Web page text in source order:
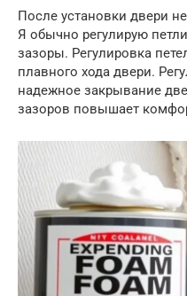
После установки двери
Я обычно регулирую
зазоры. Регулировка
плавного хода двери.
надежное закрывание
зазоров повышает